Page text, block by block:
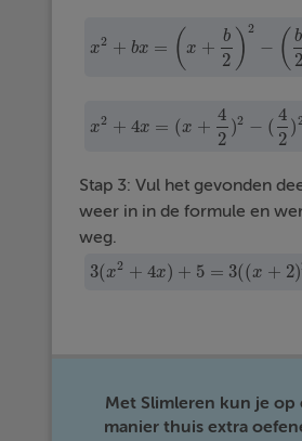
x2 + bx = ( x +
b
2 ) 2
− ( b
2
x2+bx = (x +b 2) 2− b2 2
x2 + 4x = (x +
4
2
)2 − (
4
2
)2
x2 +4 x= (x+ 42) 2 −(4
Stap 3: Vul het gevonden
weer in in de formule en
weg.
3(x2 + 4x) + 5 = 3((x + 2)
3( x2+4x)+5 =3((x
Met Slimleren kun je op
manier thuis extra